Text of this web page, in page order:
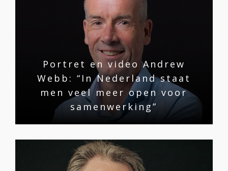
Portret en video Andrew
Webb: “In Nederland staat
men veel meer open voor
samenwerking”